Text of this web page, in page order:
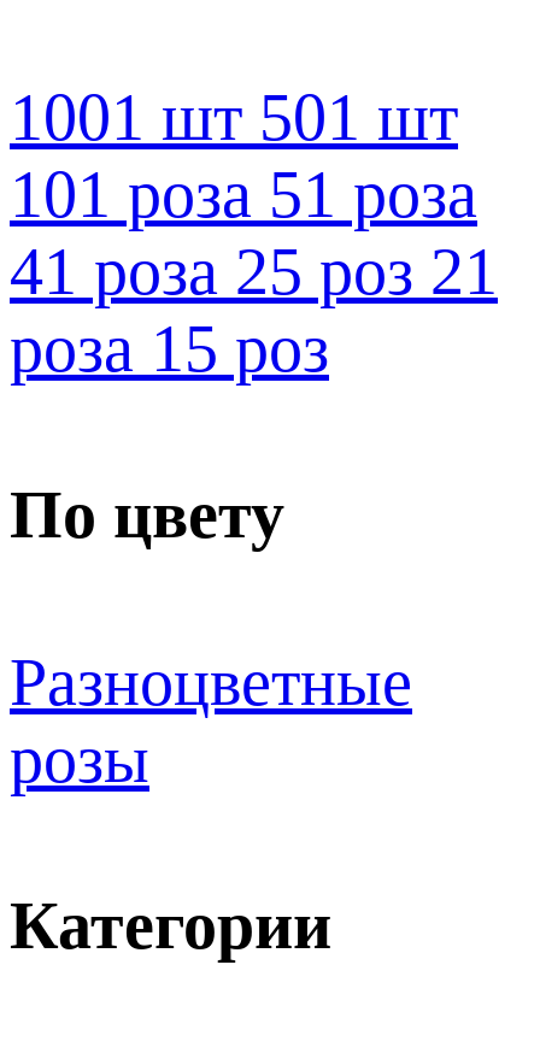
1001 шт 501 шт
101 роза 51 роза
41 роза 25 роз 21
роза 15 роз
По цвету
Разноцветные
розы
Категории